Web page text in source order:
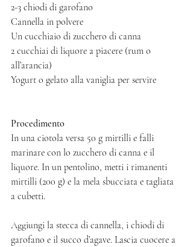
2-3 chiodi di garofano
Cannella in polvere
Un cucchiaio di zucchero di canna
2 cucchiai di liquore a piacere (rum o
all’arancia)
Yogurt o gelato alla vaniglia per servire
Procedimento
In una ciotola versa 50 g mirtilli e falli
marinare con lo zucchero di canna e il
liquore. In un pentolino, metti i rimanenti
mirtilli (200 g) e la mela sbucciata e tagliata
a cubetti.
Aggiungi la stecca di cannella, i chiodi di
garofano e il succo d’agave. Lascia cuocere a